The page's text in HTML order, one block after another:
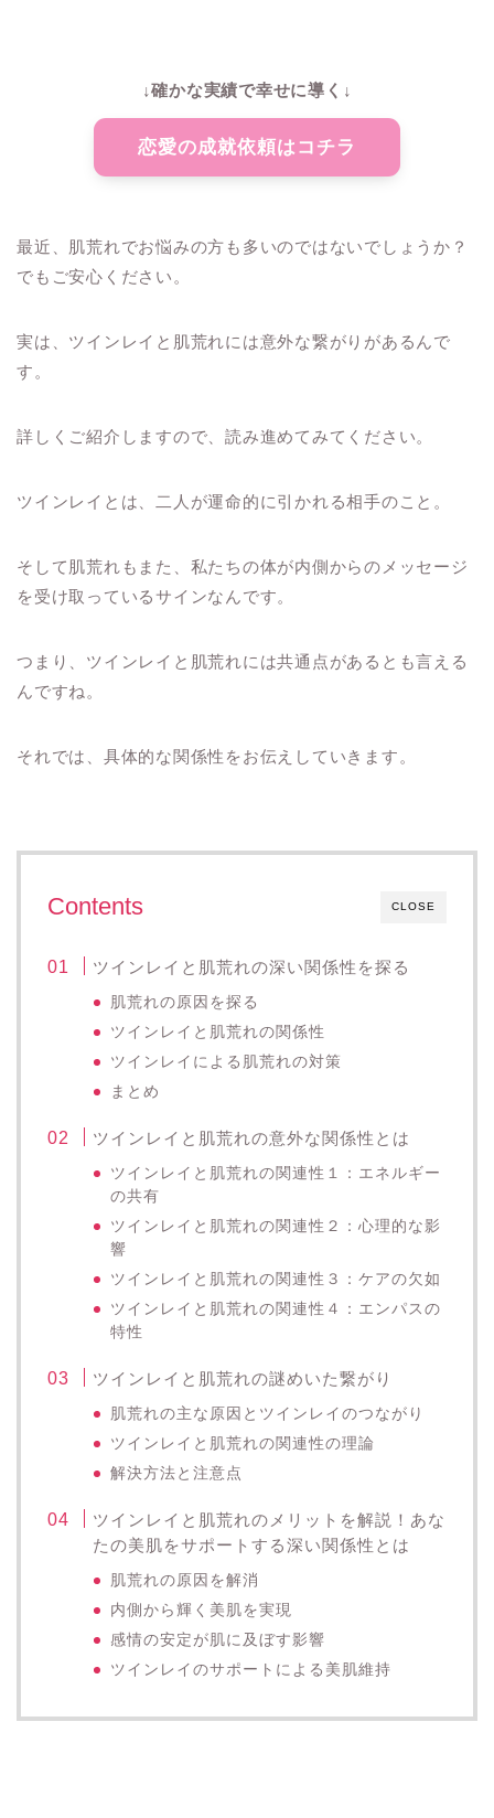
↓確かな実績で幸せに導く↓
恋愛の成就依頼はコチラ
最近、肌荒れでお悩みの方も多いのではないでしょうか？
でもご安心ください。
実は、ツインレイと肌荒れには意外な繋がりがあるんで
す。
詳しくご紹介しますので、読み進めてみてください。
ツインレイとは、二人が運命的に引かれる相手のこと。
そして肌荒れもまた、私たちの体が内側からのメッセージ
を受け取っているサインなんです。
つまり、ツインレイと肌荒れには共通点があるとも言える
んですね。
それでは、具体的な関係性をお伝えしていきます。
CLOSE
Contents
ツインレイと肌荒れの深い関係性を探る
肌荒れの原因を探る
ツインレイと肌荒れの関係性
ツインレイによる肌荒れの対策
まとめ
ツインレイと肌荒れの意外な関係性とは
ツインレイと肌荒れの関連性１：エネルギー
の共有
ツインレイと肌荒れの関連性２：心理的な影
響
ツインレイと肌荒れの関連性３：ケアの欠如
ツインレイと肌荒れの関連性４：エンパスの
特性
ツインレイと肌荒れの謎めいた繋がり
肌荒れの主な原因とツインレイのつながり
ツインレイと肌荒れの関連性の理論
解決方法と注意点
ツインレイと肌荒れのメリットを解説！あな
たの美肌をサポートする深い関係性とは
肌荒れの原因を解消
内側から輝く美肌を実現
感情の安定が肌に及ぼす影響
ツインレイのサポートによる美肌維持